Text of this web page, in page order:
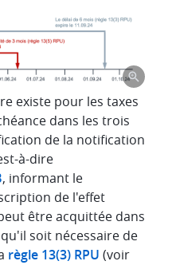
existe pour les taxes
dans les trois
de la notification
à-dire
, informant le
de l'effet
être acquittée dans
soit nécessaire de
règle 13(3) RPU (voir